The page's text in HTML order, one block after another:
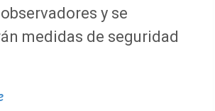
y se
medidas de seguridad